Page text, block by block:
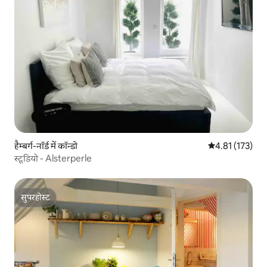
हैम्बर्ग-नॉर्ड में कॉन्डो औसत रेटिंग 5 में से
4.81 (173)
स्टूडियो - Alsterperle
सुपरहोस्ट
सुपरहोस्ट